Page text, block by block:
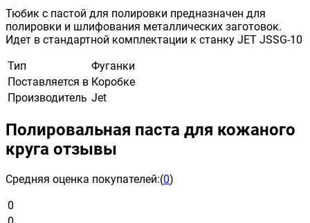
Тюбик с пастой для полировки предназначен для
полировки и шлифования металлических заготовок.
Идет в стандартной комплектации к станку JET JSSG-10
Тип
Фуганки
Поставляется в Коробке
Производитель Jet
Полировальная паста для кожаного
круга отзывы
Средняя оценка покупателей:(0)
0